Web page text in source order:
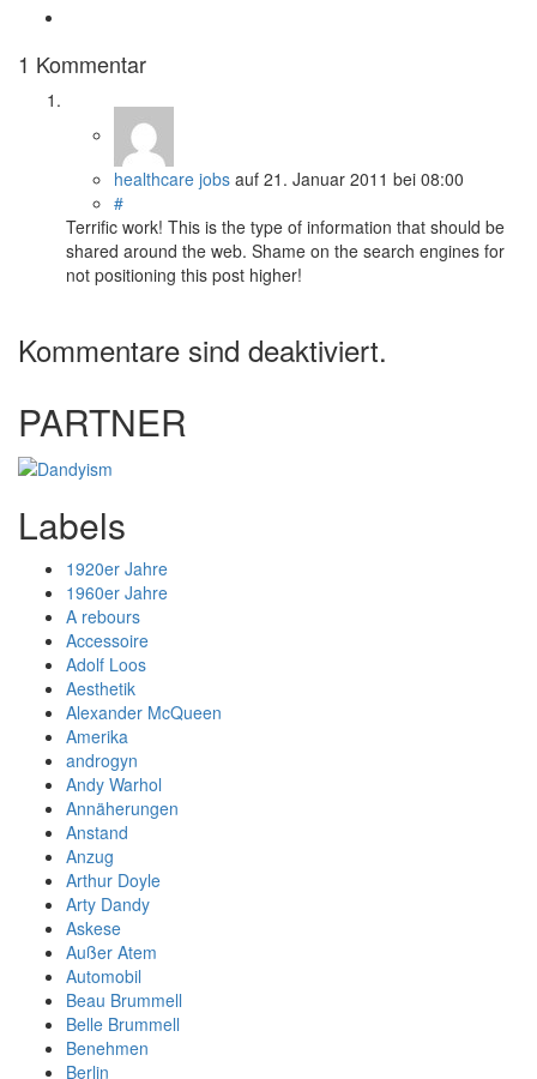
1 Kommentar
healthcare jobs auf 21. Januar 2011 bei 08:00
#
Terrific work! This is the type of information that should be
shared around the web. Shame on the search engines for
not positioning this post higher!
Kommentare sind deaktiviert.
PARTNER
Labels
1920er Jahre
1960er Jahre
A rebours
Accessoire
Adolf Loos
Aesthetik
Alexander McQueen
Amerika
androgyn
Andy Warhol
Annäherungen
Anstand
Anzug
Arthur Doyle
Arty Dandy
Askese
Außer Atem
Automobil
Beau Brummell
Belle Brummell
Benehmen
Berlin